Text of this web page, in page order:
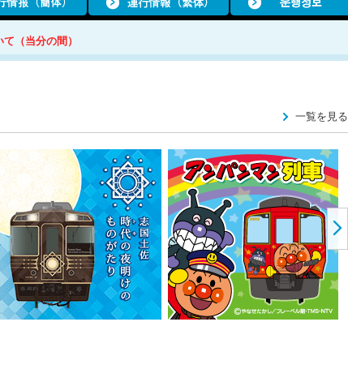
（当分の間）
一覧を見る